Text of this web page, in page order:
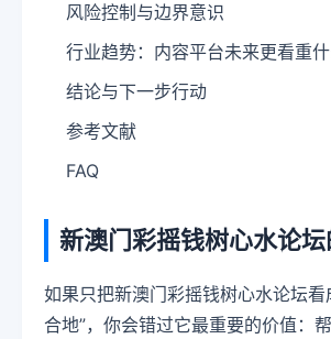
风险控制与边界意识
行业趋势：内容平台未来更看重
结论与下一步行动
参考文献
FAQ
新澳门彩摇钱树心水论
如果只把新澳门彩摇钱树心水论坛看
合地”，你会错过它最重要的价值：